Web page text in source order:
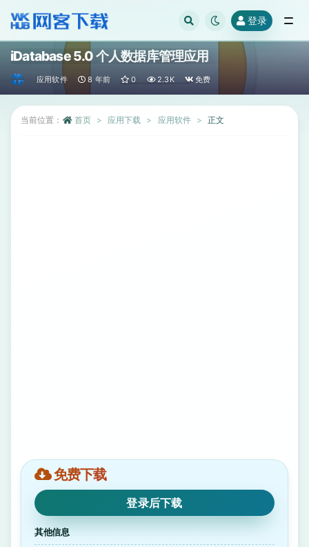
登录
iDatabase 5.0 个人数据库管理应用
应用软件 8 年前 0 2.3K 免费
当前位置： 首页 应用下载 应用软件 正文
免费下载
登录后下载
其他信息
全部